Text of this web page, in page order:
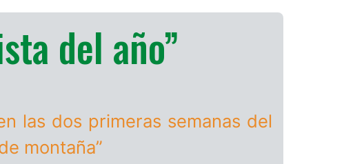
del año”
las dos primeras semanas del
montaña”